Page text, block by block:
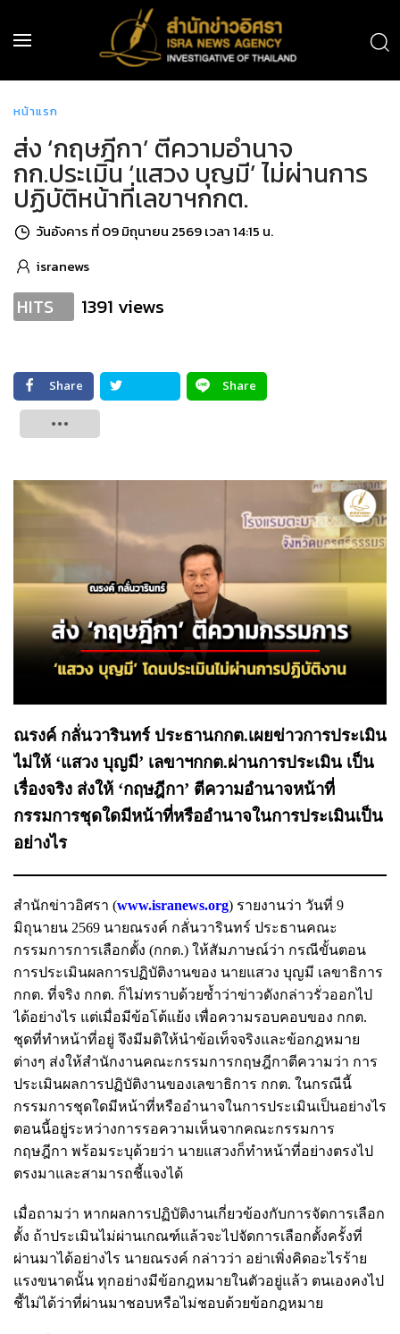
หน้าแรก
ส่ง ‘กฤษฎีกา’ ตีความอำนาจ
กก.ประเมิน ‘แสวง บุญมี’ ไม่ผ่านการ
ปฏิบัติหน้าที่เลขาฯกกต.
วันอังคาร ที่ 09 มิถุนายน 2569 เวลา 14:15 น.
isranews
HITS 1391 views
Share
Share
ณรงค์ กลั่นวารินทร์ ประธานกกต.เผยข่าวการประเมิน
ไม่ให้ ‘แสวง บุญมี’ เลขาฯกกต.ผ่านการประเมิน เป็น
เรื่องจริง ส่งให้ ‘กฤษฎีกา’ ตีความอำนาจหน้าที่
กรรมการชุดใดมีหน้าที่หรืออำนาจในการประเมินเป็น
อย่างไร
สำนักข่าวอิศรา (www.isranews.org) รายงานว่า วันที่ 9
มิถุนายน 2569 นายณรงค์ กลั่นวารินทร์ ประธานคณะ
กรรมการการเลือกตั้ง (กกต.) ให้สัมภาษณ์ว่า กรณีขั้นตอน
การประเมินผลการปฏิบัติงานของ นายแสวง บุญมี เลขาธิการ
กกต. ที่จริง กกต. ก็ไม่ทราบด้วยซ้ำว่าข่าวดังกล่าวรั่วออกไป
ได้อย่างไร แต่เมื่อมีข้อโต้แย้ง เพื่อความรอบคอบของ กกต.
ชุดที่ทำหน้าที่อยู่ จึงมีมติให้นำข้อเท็จจริงและข้อกฎหมาย
ต่างๆ ส่งให้สำนักงานคณะกรรมการกฤษฎีกาตีความว่า การ
ประเมินผลการปฏิบัติงานของเลขาธิการ กกต. ในกรณีนี้
กรรมการชุดใดมีหน้าที่หรืออำนาจในการประเมินเป็นอย่างไร
ตอนนี้อยู่ระหว่างการรอความเห็นจากคณะกรรมการ
กฤษฎีกา พร้อมระบุด้วยว่า นายแสวงก็ทำหน้าที่อย่างตรงไป
ตรงมาและสามารถชี้แจงได้
เมื่อถามว่า หากผลการปฏิบัติงานเกี่ยวข้องกับการจัดการเลือก
ตั้ง ถ้าประเมินไม่ผ่านเกณฑ์แล้วจะไปจัดการเลือกตั้งครั้งที่
ผ่านมาได้อย่างไร นายณรงค์ กล่าวว่า อย่าเพิ่งคิดอะไรร้าย
แรงขนาดนั้น ทุกอย่างมีข้อกฎหมายในตัวอยู่แล้ว ตนเองคงไป
ชี้ไม่ได้ว่าที่ผ่านมาชอบหรือไม่ชอบด้วยข้อกฎหมาย